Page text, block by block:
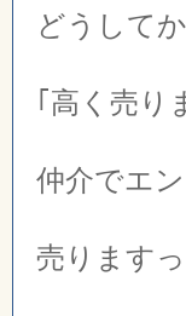
どうして
｢高く売り
仲介でエ
売ります